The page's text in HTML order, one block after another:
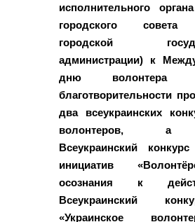
исполнительного
городского совета
городской
администрации) к
дню
благотворительности
два всеукраинских
волонтеров, а
Всеукраинский
инициатив
осознания к
Всеукраинский
«Украинское